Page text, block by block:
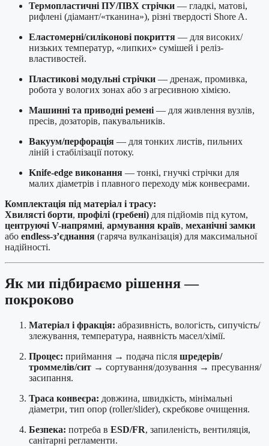
Термопластичні ПУ/ПВХ стрічки — гладкі, матові,
рифлені (діамант/«тканина»), різні твердості Shore A.
Еластомерні/силіконові покриття — для високих/
низьких температур, «липких» сумішей і реліз-
властивостей.
Пластикові модульні стрічки — дренаж, промивка,
робота у вологих зонах або з агресивною хімією.
Машинні та приводні ремені — для живлення вузлів,
пресів, дозаторів, пакувальників.
Вакуум/перфорація — для тонких листів, пильних
ліній і стабілізації потоку.
Knife-edge виконання — тонкі, гнучкі стрічки для
малих діаметрів і плавного переходу між конвеєрами.
Комплектація під матеріал і трасу:
Хвилясті борти, профілі (гребені) для підйомів під кутом,
центруючі V-напрямні, армування країв, механічні замки
або endless-з’єднання (гаряча вулканізація) для максимальної
надійності.
Як ми підбираємо рішення —
покроково
Матеріал і фракція: абразивність, вологість, сипучість/
злежування, температура, наявність масел/хімії.
Процес: приймання → подача після шредерів/
троммелів/сит → сортування/дозування → пресування/
засипання.
Траса конвеєра: довжина, швидкість, мінімальні
діаметри, тип опор (roller/slider), скребкове очищення.
Безпека: потреба в ESD/FR, запиленість, вентиляція,
санітарні регламенти.